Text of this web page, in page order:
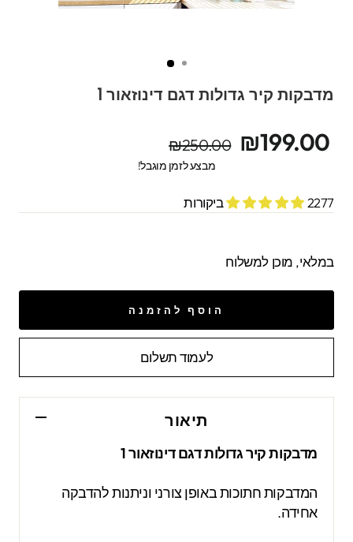
מדבקות קיר גדולות דגם דינוזאור 1
מחיר
מקורי
מחיר
מבצע
₪199.00
₪250.00
מבצע לזמן מוגבל!
2277 ביקורות
במלאי, מוכן למשלוח
הוסף להזמנה
לעמוד תשלום
תיאור
מדבקות קיר גדולות דגם דינוזאור 1
המדבקות חתוכות באופן צורני וניתנות להדבקה
אחידה.